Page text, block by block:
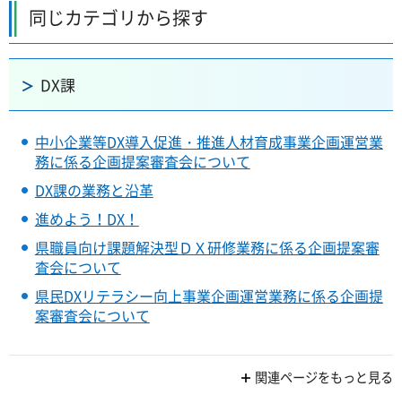
同じカテゴリから探す
DX課
中小企業等DX導入促進・推進人材育成事業企画運営業
務に係る企画提案審査会について
DX課の業務と沿革
進めよう！DX！
県職員向け課題解決型ＤＸ研修業務に係る企画提案審
査会について
県民DXリテラシー向上事業企画運営業務に係る企画提
案審査会について
関連ページをもっと見る